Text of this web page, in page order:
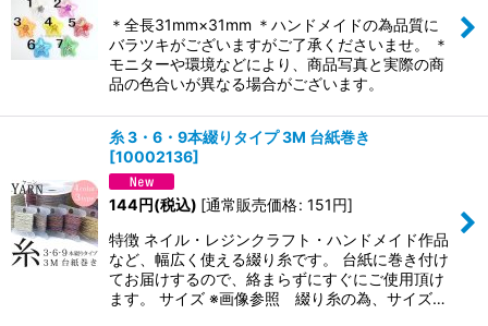
＊全長31mm×31mm ＊ハンドメイドの為品質に
バラツキがございますがご了承くださいませ。 ＊
モニターや環境などにより、商品写真と実際の商
品の色合いが異なる場合がございます。
糸 3・6・9本綴りタイプ 3M 台紙巻き
[10002136]
144円(税込) [通常販売価格: 151円]
特徴 ネイル・レジンクラフト・ハンドメイド作品
など、幅広く使える綴り糸です。 台紙に巻き付け
てお届けするので、絡まらずにすぐにご使用頂け
ます。 サイズ ※画像参照 綴り糸の為、サイズ…